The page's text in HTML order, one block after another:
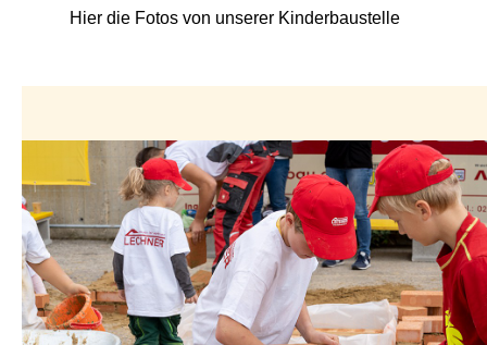
Hier die Fotos von unserer Kinderbaustelle